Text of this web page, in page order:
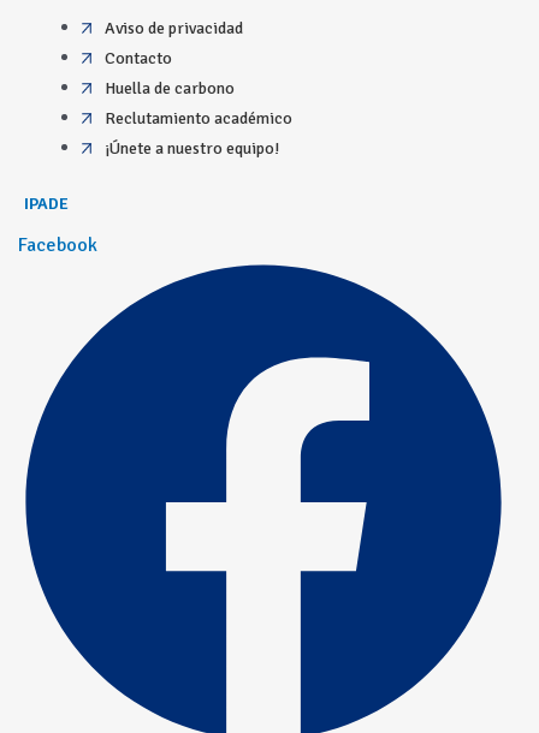
Aviso de privacidad
Contacto
Huella de carbono
Reclutamiento académico
¡Únete a nuestro equipo!
IPADE
Facebook